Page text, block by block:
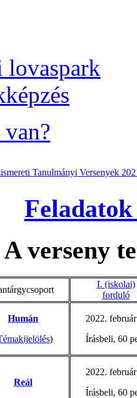
lovaspark
van?
Tanulmányi Versenyek
Feladatok
A verseny
I. (iskolai)
forduló
Humán
)
2022.
Írásbeli, 60
Reál
2022.
Írásbeli, 60